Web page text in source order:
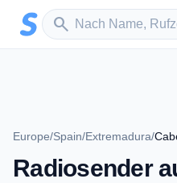
Zum Hauptinhalt springen
search
Sender suchen
Europe/Spain/Extremadura/
Radiosender